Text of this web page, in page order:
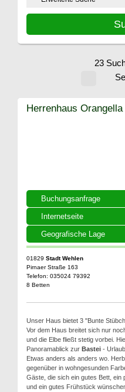
23
Buchungsanfrage
Internetseite
Geografische Lage
Herrenhaus
01829 Stadt Wehlen
Pirnaer Straße 163
Telefon: 035024 79392
8 Betten
Unser Haus bietet 3 "Bunte
Vor dem Haus breitet sich nur
und die Elbe fließt stetig vorbei.
Panoramablick zur Bastei -
Etwas anders als anders wo.
gegenüber in wohngesunden
Gäste, die sich ein gutes Bett, ein
und ein gutes Frühstück